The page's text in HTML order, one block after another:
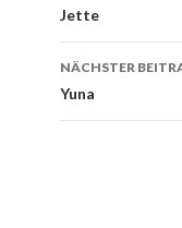
Jette
NÄCHSTER
Yuna